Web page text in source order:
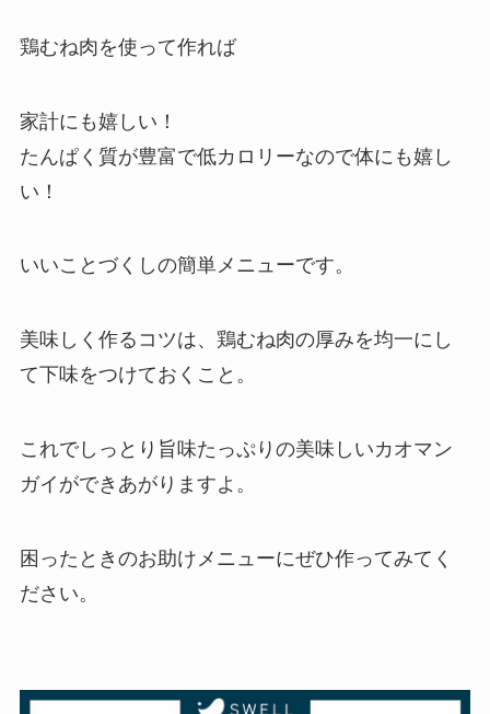
鶏むね肉を使って作れば
家計にも嬉しい！
たんぱく質が豊富で低カロリーなので体にも嬉し
い！
いいことづくしの簡単メニューです。
美味しく作るコツは、鶏むね肉の厚みを均一にし
て下味をつけておくこと。
これでしっとり旨味たっぷりの美味しいカオマン
ガイができあがりますよ。
困ったときのお助けメニューにぜひ作ってみてく
ださい。